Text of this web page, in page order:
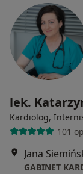
lek.
Kardiolog,
101
Jana
GABINET